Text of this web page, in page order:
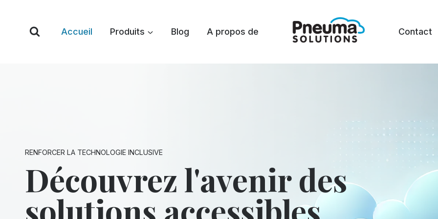
content
Accueil Produits Blog A propos de Contact
RENFORCER LA TECHNOLOGIE INCLUSIVE
Découvrez l'avenir des
solutions accessibles